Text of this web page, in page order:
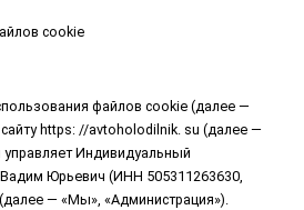
cookie
файлов cookie (далее —
https: //avtoholodilnik. su (далее —
Индивидуальный
Юрьевич (ИНН 505311263630,
— «Мы», «Администрация»).